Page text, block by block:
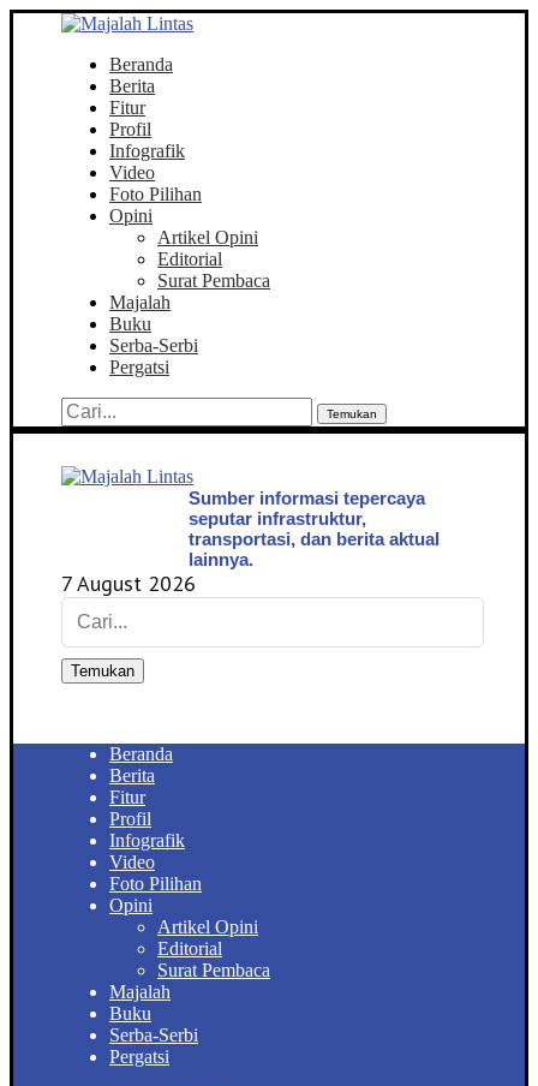
Beranda
Berita
Fitur
Profil
Infografik
Video
Foto Pilihan
Opini
Artikel Opini
Editorial
Surat Pembaca
Majalah
Buku
Serba-Serbi
Pergatsi
Temukan
Sumber informasi tepercaya
seputar infrastruktur,
transportasi, dan berita aktual
lainnya.
7 August 2026
Temukan
Beranda
Berita
Fitur
Profil
Infografik
Video
Foto Pilihan
Opini
Artikel Opini
Editorial
Surat Pembaca
Majalah
Buku
Serba-Serbi
Pergatsi